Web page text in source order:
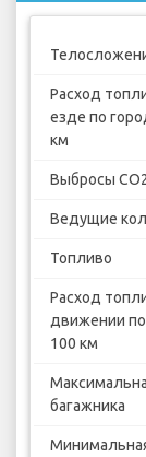
Расход
езде по
км
Выбросы
Ведущие
Топливо
Расход
движении по
100 км
багажника